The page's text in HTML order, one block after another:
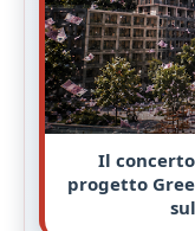
Il
progetto